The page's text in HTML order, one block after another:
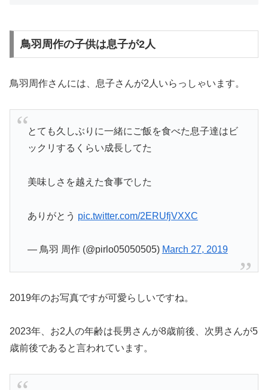
鳥羽周作の子供は息子が2人
鳥羽周作さんには、息子さんが2人いらっしゃいます。
とても久しぶりに一緒にご飯を食べた息子達はビ
ックリするくらい成長してた
美味しさを越えた食事でした
ありがとう pic.twitter.com/2ERUfjVXXC
— 鳥羽 周作 (@pirlo05050505) March 27, 2019
2019年のお写真ですが可愛らしいですね。
2023年、お2人の年齢は長男さんが8歳前後、次男さんが5
歳前後であると言われています。